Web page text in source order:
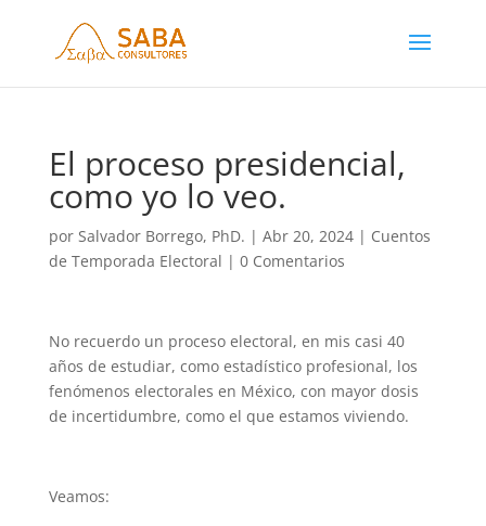
El proceso presidencial,
como yo lo veo.
por Salvador Borrego, PhD. | Abr 20, 2024| Cuentos
de Temporada Electoral | 0 Comentarios
No recuerdo un proceso electoral, en mis casi 40
años de estudiar, como estadístico profesional, los
fenómenos electorales en México, con mayor dosis
de incertidumbre, como el que estamos viviendo.
Veamos: